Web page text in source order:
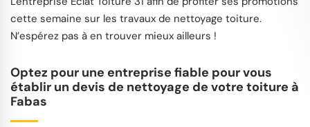
cette semaine sur les travaux de nettoyage toiture.
N’espérez pas à en trouver mieux ailleurs !
Optez pour une entreprise fiable pour vous
établir un devis de nettoyage de votre toiture à
Fabas